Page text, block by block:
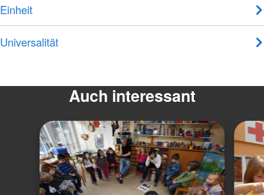
Einheit
Universalität
Auch interessant